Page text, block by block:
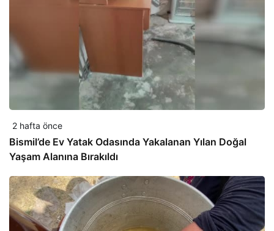
2 hafta önce
Bismil’de Ev Yatak Odasında Yakalanan Yılan Doğal
Yaşam Alanına Bırakıldı